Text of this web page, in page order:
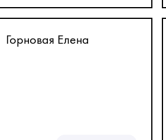
Горновая Елена